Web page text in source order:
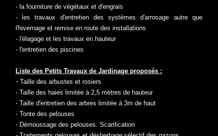
- la fourniture de végétaux et d'engrais
- les travaux d'entretien des systèmes d'arrosage autre que
l'hivernage et remise en route des installations
- l'élagage et les travaux en hauteur
- l'entretien des piscines
Liste des Petits Travaux de Jardinage proposés :
- Taille des arbustes et rosiers
- Taille des haies limitée à 2,5 mètres de hauteur
- Taille d'entretien des arbres limitée à 3m de haut
- Tonte des pelouses
- Démoussage des pelouses. Scarification